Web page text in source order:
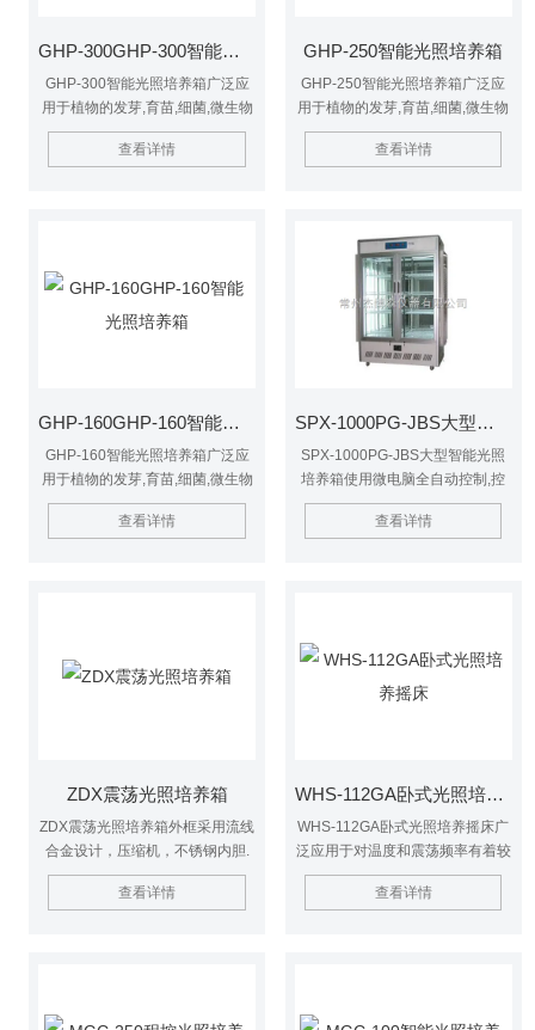
GHP-300GHP-300智能光照培养箱
GHP-300智能光照培养箱广泛应
用于植物的发芽,育苗,细菌,微生物
的培养及保存,昆虫,小动物的饲养,
产品质量检测及其它用途的光照恒
查看详情
GHP-250智能光照培养箱
GHP-250智能光照培养箱广泛应
用于植物的发芽,育苗,细菌,微生物
的培养及保存,昆虫,小动物的饲养,
产品质量检测及其它用途的光照恒
查看详情
GHP-160GHP-160智能光照培养箱
GHP-160智能光照培养箱广泛应
用于植物的发芽,育苗,细菌,微生物
的培养及保存,昆虫,小动物的饲养,
产品质量检测及其它用途的光照恒
查看详情
SPX-1000PG-JBS大型智能光照培养箱
SPX-1000PG-JBS大型智能光照
培养箱使用微电脑全自动控制,控
制板一体化,触摸开关可任意设定
各个实验段运行时间,温度,光照,可
查看详情
ZDX震荡光照培养箱
ZDX震荡光照培养箱外框采用流线
合金设计，压缩机，不锈钢内胆.
广泛应用于环境保护、卫生防疫、
农畜、药检、水产等科研、院校实
查看详情
WHS-112GA卧式光照培养摇床
WHS-112GA卧式光照培养摇床广
泛应用于对温度和震荡频率有着较
高要求的细菌培养、发酵、杂交和
生物化学反映及酶、细胞组织研究
查看详情